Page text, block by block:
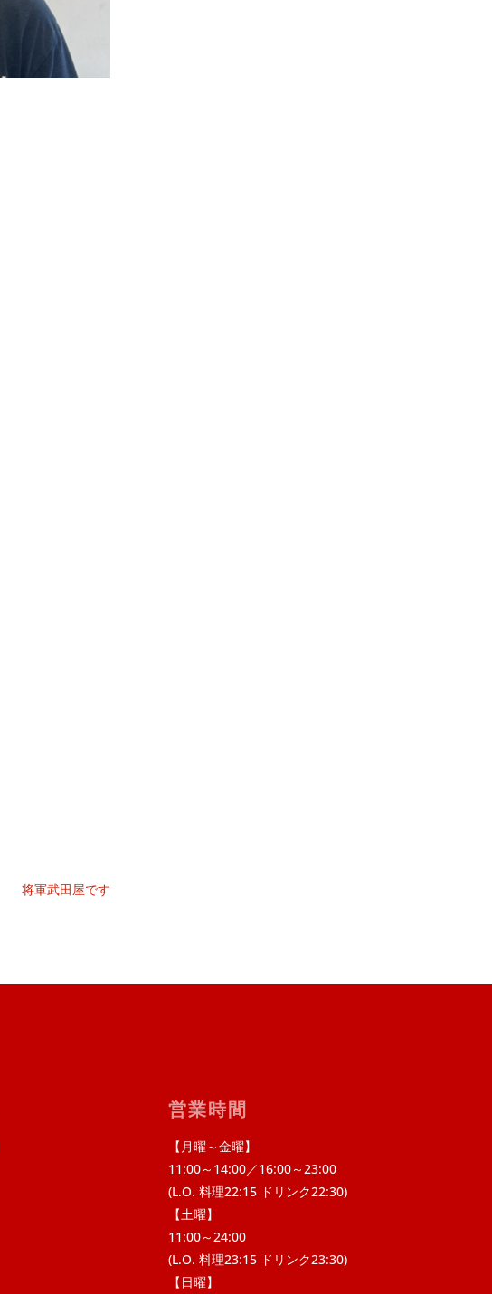
将軍武田屋です
営業時間
【月曜～金曜】
11:00～14:00／16:00～23:00
(L.O. 料理22:15 ドリンク22:30)
【土曜】
11:00～24:00
(L.O. 料理23:15 ドリンク23:30)
【日曜】